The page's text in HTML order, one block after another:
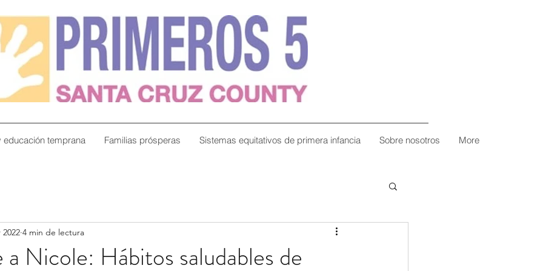
educación temprana Familias prósperas Sistemas equitativos de primera infancia Sobre nosotros More
Nicole: Hábitos saludables de
2022 4 min de lectura